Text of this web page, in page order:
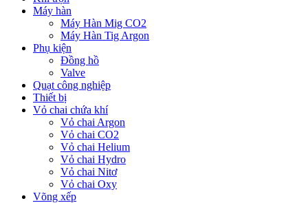
Máy hàn
Máy Hàn Mig CO2
Máy Hàn Tig Argon
Phụ kiện
Đồng hồ
Valve
Quạt công nghiệp
Thiết bị
Vỏ chai chứa khí
Vỏ chai Argon
Vỏ chai CO2
Vỏ chai Helium
Vỏ chai Hydro
Vỏ chai Nitơ
Vỏ chai Oxy
Võng xếp